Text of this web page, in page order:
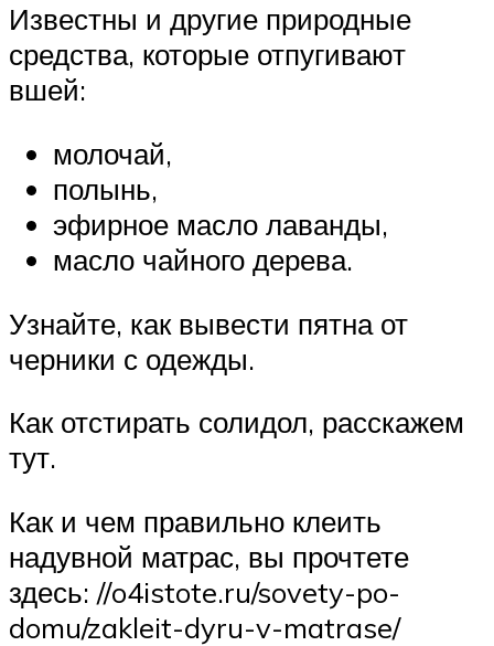
Известны и другие природные
средства, которые отпугивают
вшей:
молочай,
полынь,
эфирное масло лаванды,
масло чайного дерева.
Узнайте, как вывести пятна от
черники с одежды.
Как отстирать солидол, расскажем
тут.
Как и чем правильно клеить
надувной матрас, вы прочтете
здесь: //o4istote.ru/sovety-po-
domu/zakleit-dyru-v-matrase/